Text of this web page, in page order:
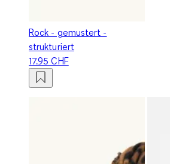
Rock - gemustert -
strukturiert
17.95 CHF